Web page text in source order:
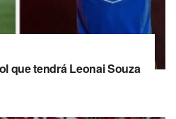
que tendrá Leonai Souza